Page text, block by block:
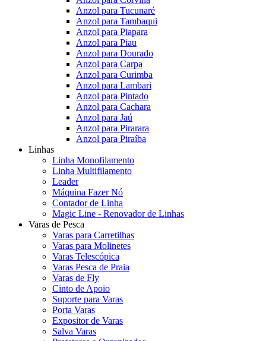
Anzol para Tucunaré
Anzol para Tambaqui
Anzol para Piapara
Anzol para Piau
Anzol para Dourado
Anzol para Carpa
Anzol para Curimba
Anzol para Lambari
Anzol para Pintado
Anzol para Cachara
Anzol para Jaú
Anzol para Pirarara
Anzol para Piraíba
Linhas
Linha Monofilamento
Linha Multifilamento
Leader
Máquina Fazer Nó
Contador de Linha
Magic Line - Renovador de Linhas
Varas de Pesca
Varas para Carretilhas
Varas para Molinetes
Varas Telescópica
Varas Pesca de Praia
Varas de Fly
Cinto de Apoio
Suporte para Varas
Porta Varas
Expositor de Varas
Salva Varas